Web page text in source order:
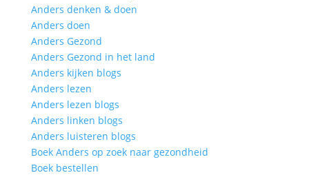
Anders denken & doen
Anders doen
Anders Gezond
Anders Gezond in het land
Anders kijken blogs
Anders lezen
Anders lezen blogs
Anders linken blogs
Anders luisteren blogs
Boek Anders op zoek naar gezondheid
Boek bestellen